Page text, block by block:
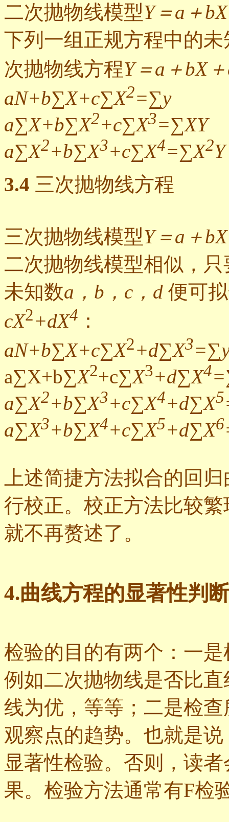
二次抛物线模型Y＝a＋
下列一组正规方程中的
次抛物线方程Y＝a＋bX
aN+b∑X+c∑X2=∑y
a∑X+b∑X2+c∑X3=∑XY
a∑X2+b∑X3+c∑X4=∑X2Y
3.4 三次抛物线方程
三次抛物线模型Y＝a＋
二次抛物线模型相似，
未知数a，b，c，d 便可
cX2+dX4 ：
aN+b∑X+c∑X2+d∑X3
a∑X+b∑X2+c∑X3+d∑X4
a∑X2+b∑X3+c∑X4+d∑X5
a∑X3+b∑X4+c∑X5+d∑X6
上述简捷方法拟合的回
行校正。校正方法比较
就不再赘述了。
4.曲线方程的显著性判断
检验的目的有两个：一
例如二次抛物线是否比
线为优，等等；二是检
观察点的趋势。也就是
显著性检验。否则，读
果。检验方法通常有F检